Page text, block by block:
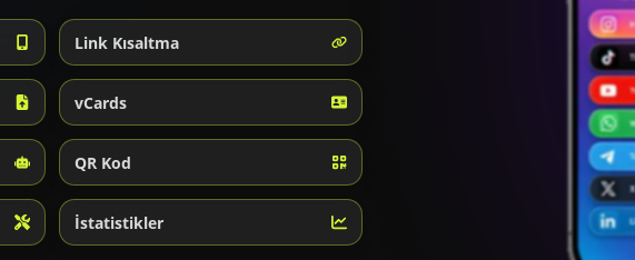
Link Kısaltma
vCards
QR Kod
İstatistikler